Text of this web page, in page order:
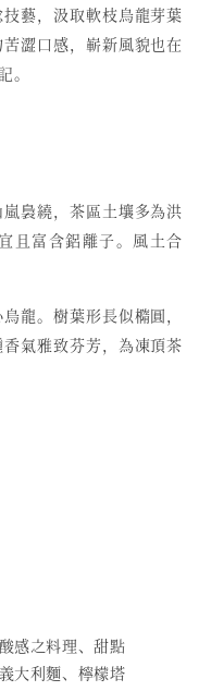
藝，汲取軟枝烏龍芽葉
澀口感，嶄新風貌也在
。
裊繞，茶區土壤多為洪
且富含鋁離子。風土合
龍。樹葉形長似橢圓，
氣雅致芬芳，為凍頂茶
感之料理、甜點
大利麵、檸檬塔